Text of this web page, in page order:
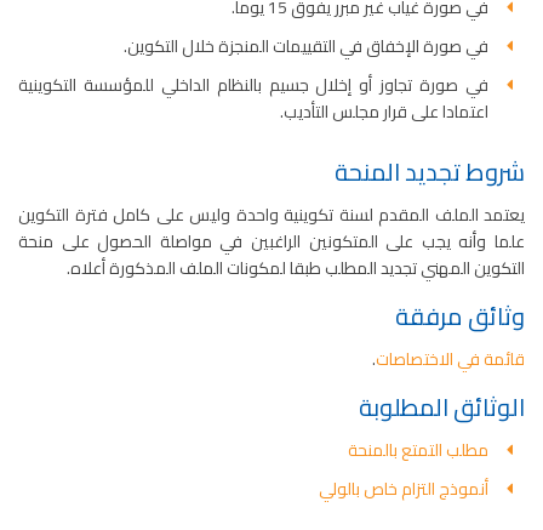
في صورة غياب غير مبرر يفوق 15 يوما.
في صورة الإخفاق في التقييمات المنجزة خلال التكوين.
في صورة تجاوز أو إخلال جسيم بالنظام الداخلي للمؤسسة التكوينية
اعتمادا على قرار مجلس التأديب.
شروط تجديد المنحة
يعتمد الملف المقدم لسنة تكوينية واحدة وليس على كامل فترة التكوين
علما وأنه يجب على المتكونين الراغبين في مواصلة الحصول على منحة
التكوين المهني تجديد المطلب طبقا لمكونات الملف المذكورة أعلاه.
وثائق مرفقة
قائمة في الاختصاصات.
الوثائق المطلوبة
مطلب التمتع بالمنحة
أنموذج التزام خاص بالولي